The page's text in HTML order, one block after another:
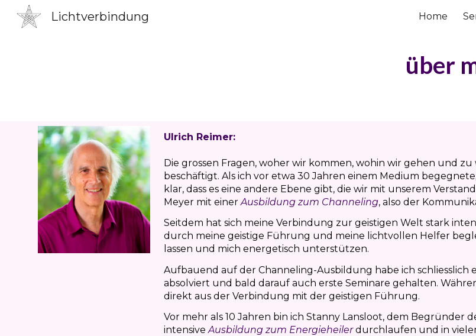
Lichtverbindung Home
über
Ulrich Reimer:
Die grossen Fragen, woher wir kommen, wohin wir gehen und
beschäftigt. Als ich vor etwa 30 Jahren einem Medium
klar, dass es eine andere Ebene gibt, die wir mit unserem
Meyer mit einerAusbildung zum Channeling, also der
Seitdem hat sich meine Verbindung zur geistigen Welt stark
durch meine geistige Führung und meine lichtvollen Helfer
lassen und mich energetisch unterstützen.
Aufbauend auf der Channeling-Ausbildung habe ich schliesslich
absolviert und bald darauf auch erste Seminare gehalten.
direkt aus der Verbindung mit der geistigen Führung.
Vor mehr als 10 Jahren bin ich Stanny Lansloot, dem Begründer
intensiveAusbildung zum Energieheilerdurchlaufen und in